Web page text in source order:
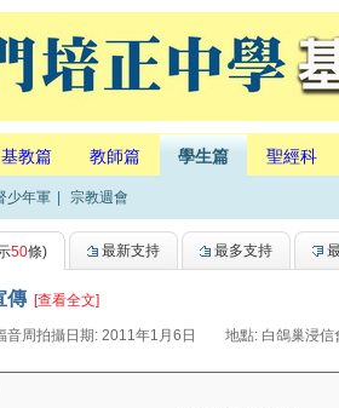
基教篇 教師篇 學生篇 聖經科
少年軍 宗教週會
50條) 最新支持 最多支持
傳 [查看全文]
音周拍攝日期: 2011年1月6日 地點: 白鴿巢浸信